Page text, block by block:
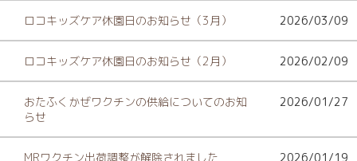
ロコキッズケア休園日のお知らせ（3月） 2026/03/09
ロコキッズケア休園日のお知らせ（2月） 2026/02/09
おたふくかぜワクチンの供給についてのお知
らせ
2026/01/27
MRワクチン出荷調整が解除されました 2026/01/19